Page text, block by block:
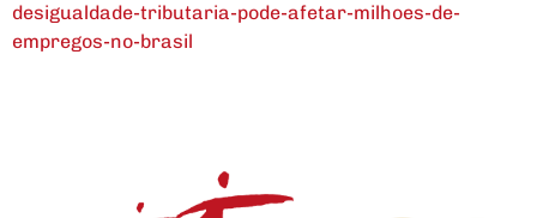
desigualdade-tributaria-pode-afetar-milhoes-de-
empregos-no-brasil